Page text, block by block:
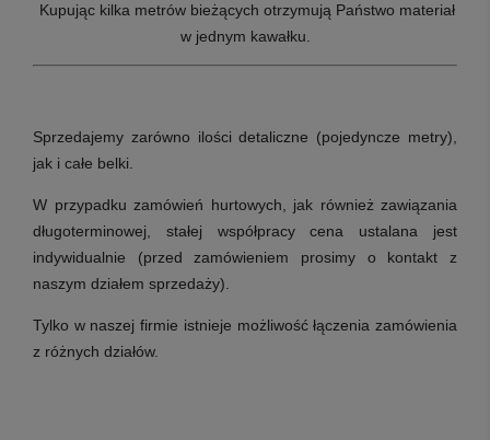
Kupując kilka metrów bieżących otrzymują Państwo materiał
w jednym kawałku.
Sprzedajemy zarówno ilości detaliczne (pojedyncze metry),
jak i całe belki.
W przypadku zamówień hurtowych, jak również zawiązania
długoterminowej, stałej współpracy cena ustalana jest
indywidualnie (przed zamówieniem prosimy o kontakt z
naszym działem sprzedaży).
Tylko w naszej firmie istnieje możliwość łączenia zamówienia
z różnych działów.